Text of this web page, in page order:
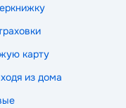
карту
из дома